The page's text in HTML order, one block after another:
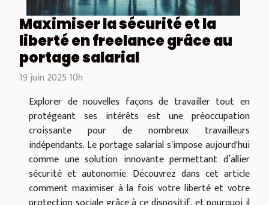
Maximiser la sécurité et la
liberté en freelance grâce au
portage salarial
19 juin 2025 10h
Explorer de nouvelles façons de travailler tout en
protégeant ses intérêts est une préoccupation
croissante pour de nombreux travailleurs
indépendants. Le portage salarial s'impose aujourd'hui
comme une solution innovante permettant d’allier
sécurité et autonomie. Découvrez dans cet article
comment maximiser à la fois votre liberté et votre